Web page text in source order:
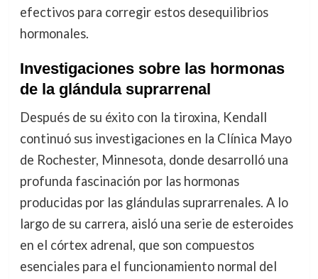
efectivos para corregir estos desequilibrios
hormonales.
Investigaciones sobre las hormonas
de la glándula suprarrenal
Después de su éxito con la tiroxina, Kendall
continuó sus investigaciones en la Clínica Mayo
de Rochester, Minnesota, donde desarrolló una
profunda fascinación por las hormonas
producidas por las glándulas suprarrenales. A lo
largo de su carrera, aisló una serie de esteroides
en el córtex adrenal, que son compuestos
esenciales para el funcionamiento normal del